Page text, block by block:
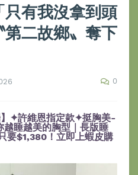
有我沒拿到頭
二故鄉〟奪下
0
】✦許維恩指定款✦挺胸美-
睡越美的胸型｜長版睡
要$1,380！立即上蝦皮購